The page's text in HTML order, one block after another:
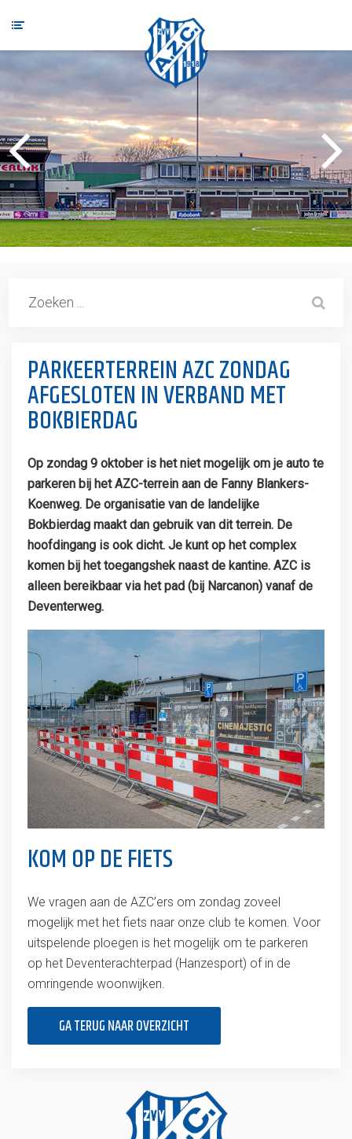
PARKEERTERREIN AZC ZONDAG
AFGESLOTEN IN VERBAND MET
BOKBIERDAG
Op zondag 9 oktober is het niet mogelijk om je auto te
parkeren bij het AZC-terrein aan de Fanny Blankers-
Koenweg. De organisatie van de landelijke
Bokbierdag maakt dan gebruik van dit terrein. De
hoofdingang is ook dicht. Je kunt op het complex
komen bij het toegangshek naast de kantine. AZC is
alleen bereikbaar via het pad (bij Narcanon) vanaf de
Deventerweg.
KOM OP DE FIETS
We vragen aan de AZC’ers om zondag zoveel
mogelijk met het fiets naar onze club te komen. Voor
uitspelende ploegen is het mogelijk om te parkeren
op het Deventerachterpad (Hanzesport) of in de
omringende woonwijken.
GA TERUG NAAR OVERZICHT